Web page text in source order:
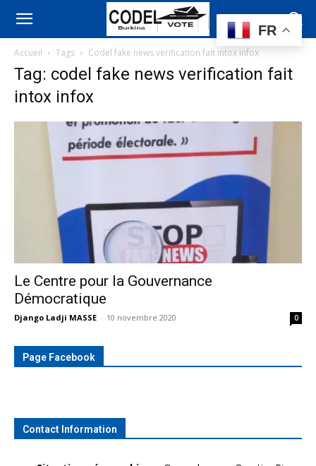
Accueil Tags Codel fake news verification fait intox infox
Tag: codel fake news verification fait
intox infox
Le Centre pour la Gouvernance
Démocratique
Django Ladji MASSE - 10 novembre 2020 0
Page Facebook
Contact Information
FR